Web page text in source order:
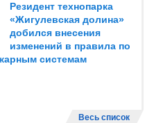
Резидент технопарка
«Жигулевская долина»
добился внесения
изменений в правила по
системам
Весь список